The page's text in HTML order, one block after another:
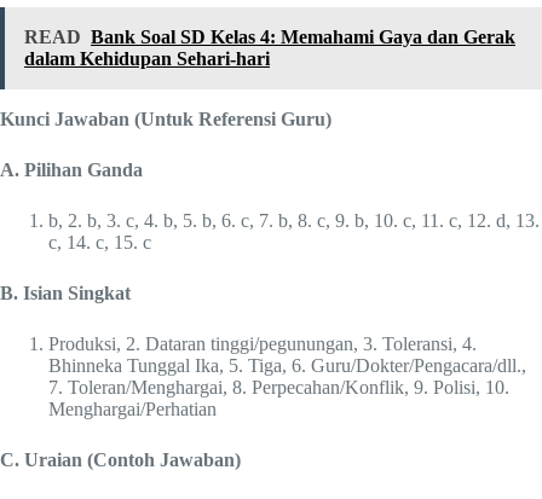
READ Bank Soal SD Kelas 4: Memahami Gaya dan Gerak
dalam Kehidupan Sehari-hari
Kunci Jawaban (Untuk Referensi Guru)
A. Pilihan Ganda
b, 2. b, 3. c, 4. b, 5. b, 6. c, 7. b, 8. c, 9. b, 10. c, 11. c, 12. d, 13.
c, 14. c, 15. c
B. Isian Singkat
Produksi, 2. Dataran tinggi/pegunungan, 3. Toleransi, 4.
Bhinneka Tunggal Ika, 5. Tiga, 6. Guru/Dokter/Pengacara/dll.,
7. Toleran/Menghargai, 8. Perpecahan/Konflik, 9. Polisi, 10.
Menghargai/Perhatian
C. Uraian (Contoh Jawaban)